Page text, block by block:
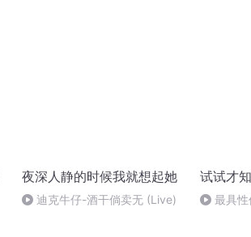
夜深人静的时候我就想起她
迪克牛仔-酒干倘卖无 (Live)
试试才
最具